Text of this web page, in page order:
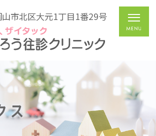
市北区大元1丁目1番29号
ス